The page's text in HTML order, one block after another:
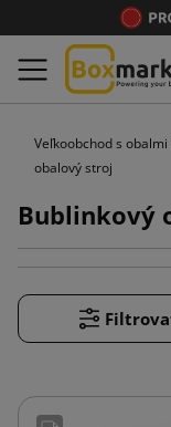
Veľkoobchod s
obalový stroj
Bublinkový